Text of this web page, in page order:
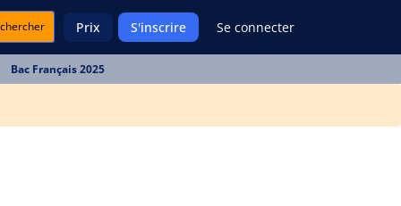
Prix S'inscrire Se connecter
Bac Français 2025